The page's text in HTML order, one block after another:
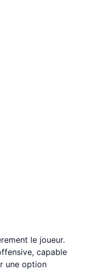
le joueur.
capable
une option